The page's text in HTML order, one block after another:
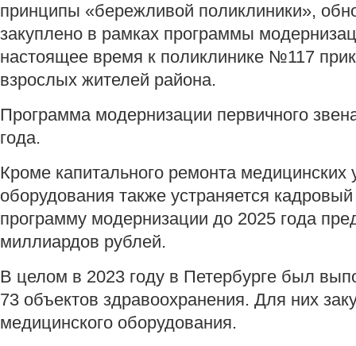
принципы «бережливой поликлиники»,
закуплено в рамках программы
настоящее время к поликлинике №117
взрослых жителей района.
Программа модернизации первичного
года.
Кроме капитального ремонта медицинских
оборудования также устраняется
программу модернизации до 2025 года
миллиардов рублей.
В целом в 2023 году в Петербурге был
73 объектов здравоохранения. Для них
медицинского оборудования.